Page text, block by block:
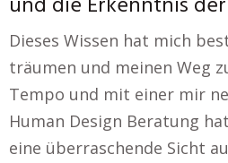
Dieses Wissen hat mich
träumen und meinen Weg
Tempo und mit einer mir
Human Design Beratung
eine überraschende Sicht